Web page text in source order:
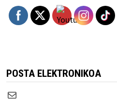
POSTA ELEKTRONIKOA
Correo electrónico